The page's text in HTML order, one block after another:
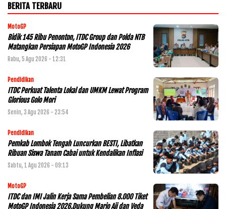
BERITA TERBARU
MotoGP
Bidik 145 Ribu Penonton, ITDC Group dan Polda NTB
Matangkan Persiapan MotoGP Indonesia 2026
Rabu, 5 Agu 2026 - 12:31
Pendidikan
ITDC Perkuat Talenta Lokal dan UMKM Lewat Program
Glorious Golo Mori
Senin, 3 Agu 2026 - 23:54
Pendidikan
Pemkab Lombok Tengah Luncurkan BESTI, Libatkan
Ribuan Siswa Tanam Cabai untuk Kendalikan Inflasi
Sabtu, 1 Agu 2026 - 09:13
MotoGP
ITDC dan IMI Jalin Kerja Sama Pembelian 8.000 Tiket
MotoGP Indonesia 2026,Dukung Mario Aji dan Veda